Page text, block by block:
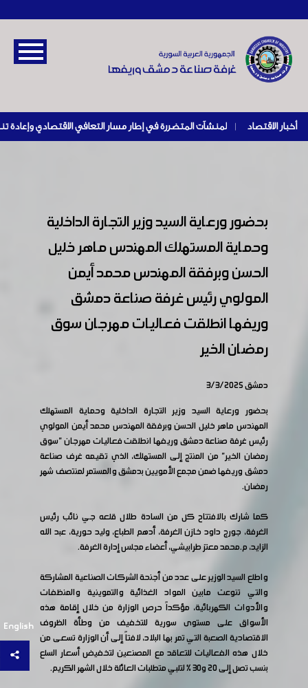
أخبار الاقتصاد |
English
بحضور ورعاية السيد وزير التجارة الداخلية
وحماية المستهلك المهندس ماهر خليل
الحسن وبرفقة المهندس محمد أيمن
المولوي رئيس غرفة صناعة دمشق
وريفها انطلقت فعاليات مهرجان سوق
رمضان الخير
دمشق 3/3/2025
بحضور ورعاية السيد وزير التجارة الداخلية وحماية المستهلك
المهندس ماهر خليل الحسن وبرفقة المهندس محمد أيمن المولوي
رئيس غرفة صناعة دمشق وريفها انطلقت فعاليات مهرجان "سوق
رمضان الخير" من المنتج إلى المستهلك، الذي تقيـمه غرف صناعة
دمشق وريفها ضمن مجمع الأمويين بدمشق والمستمر لمنتصف شهر
رمضان.
كما شارك بالافتتاح كل من السادة طلال قلعه جي نائب رئيس
الغرفة، جورج داود خازن الغرفة، أدهم الطباع، وليد حورية، عبد الله
الزايد، م.محمد معتز طرابيشي، أعضاء مجلس إدارة الغرفة.
واطلع السيد الوزير على عدد من أجنحة الشركات الصناعية المشاركة
والتي تنوعت مابين المواد الغذائية والتموينية والمنظفات
والأدوات الكهربائية، مؤكداً حرص الوزارة من خلال إقامة هذه
الأسواق على مستوى سورية للتخفيف من وطأة الظروف
الاقتصادية الصعبة التي تمر بها البلاد، لافتاً إلى أن الوزارة تسعى من
خلال هذه الفعاليات للتعاقد مع المصنعين لتخفيض أسعار السلع
بنسب تصل إلى 20 و30 ٪ لتلبي متطلبات العائلة خلال الشهر الكريم.